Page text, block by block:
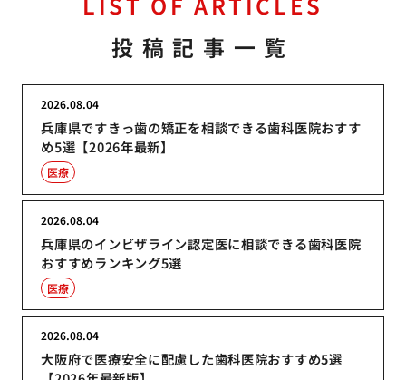
投稿記事一覧
兵庫県ですきっ歯の矯正を相談できる歯科医院おすす
め5選【2026年最新】
2026.08.04
医療
兵庫県のインビザライン認定医に相談できる歯科医院
おすすめランキング5選
2026.08.04
医療
大阪府で医療安全に配慮した歯科医院おすすめ5選
2026.08.04